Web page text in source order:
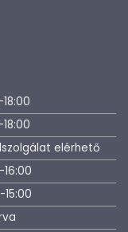
elérhető